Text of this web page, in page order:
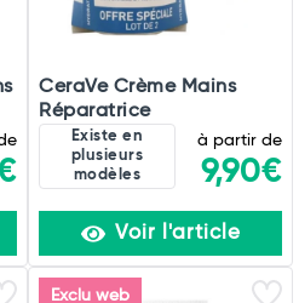
CeraVe Crème Mains
Réparatrice
Existe en
plusieurs
modèles
à partir de
9,90€
Voir l'article
Exclu web